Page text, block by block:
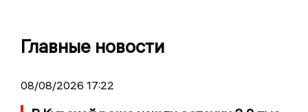
Главные новости
08/08/2026 17:22